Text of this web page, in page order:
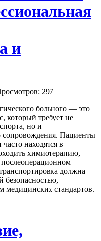
и
297
больного — это
который требует не
но и
сопровождения. Пациенты
находятся в
химиотерапию,
послеоперационном
должна
безопасностью,
медицинских стандартов.